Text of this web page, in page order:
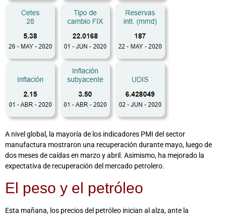
A nivel global, la mayoría de los indicadores PMI del sector
manufactura mostraron una recuperación durante mayo, luego de
dos meses de caídas en marzo y abril. Asimismo, ha mejorado la
expectativa de recuperación del mercado petrolero.
El peso y el petróleo
Esta mañana, los precios del petróleo inician al alza, ante la